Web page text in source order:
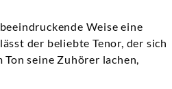
Weise eine
der beliebte Tenor, der sich
seine Zuhörer lachen,